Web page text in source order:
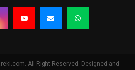
All Right Reserved. Designed and